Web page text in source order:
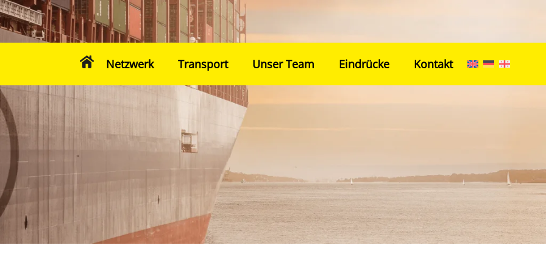
Netzwerk
Transport Unser Team Eindrücke Kontakt
Eindrücke